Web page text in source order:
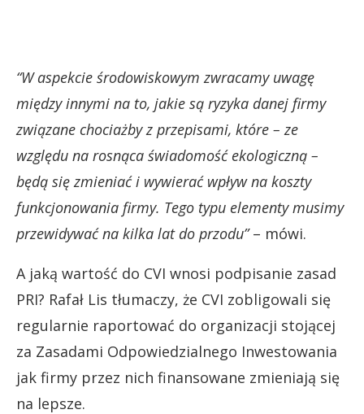
“W aspekcie środowiskowym zwracamy uwagę
między innymi na to, jakie są ryzyka danej firmy
związane chociażby z przepisami, które – ze
względu na rosnąca świadomość ekologiczną –
będą się zmieniać i wywierać wpływ na koszty
funkcjonowania firmy. Tego typu elementy musimy
przewidywać na kilka lat do przodu”– mówi.
A jaką wartość do CVI wnosi podpisanie zasad
PRI? Rafał Lis tłumaczy, że CVI zobligowali się
regularnie raportować do organizacji stojącej
za Zasadami Odpowiedzialnego Inwestowania
jak firmy przez nich finansowane zmieniają się
na lepsze.